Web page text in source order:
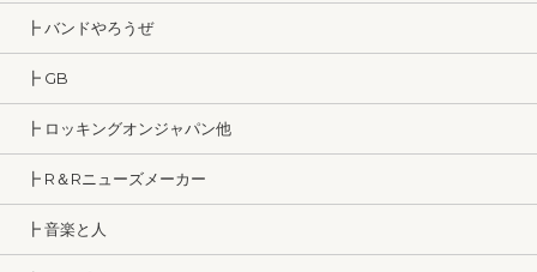
┣ バンドやろうぜ
┣ GB
┣ ロッキングオンジャパン他
┣ R＆Rニューズメーカー
┣ 音楽と人